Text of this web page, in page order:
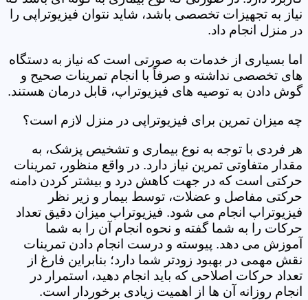
نیاز به تجهیزات تخصصی باشد، شاید نتوان فیزیوتراپی را
در منزل انجام داد.
اما بسیاری از خدمات به صورتی است که نیاز به دستگاه
های تخصصی نداشته و صرفاً با انجام تمرینات صحیح و
گوش دادن به توصیه های فیزیوتراپ، قابل درمان هستند.
چه میزان تمرین برای فیزیوتراپی در منزل لازم است؟
هر فردی با توجه به نوع بیماری و تشخیص پزشک، به
مقدار متفاوتی تمرین نیاز دارد. در واقع منظور، تمرینات
حرکتی است که در جهت کاهش درد و بیشتر کردن دامنه
حرکتی مفاصل و عضلات، توسط بیمار و زیر نظر
فیزیوتراپ انجام می شود. فیزیوتراپ میزان دقیق تعداد
حرکات را به شما گفته و نحوه انجام آن را به شما
آموزش می دهد. پیوسته و درست انجام دادن تمرینات
نقش مهمی در بهبود زودتر شما دارد؛ بنابراین فارغ از
تعداد حرکات اصلاحی که باید انجام دهید، استمرار در
انجام روزانه آن ها از اهمیت زیادی برخوردار است.